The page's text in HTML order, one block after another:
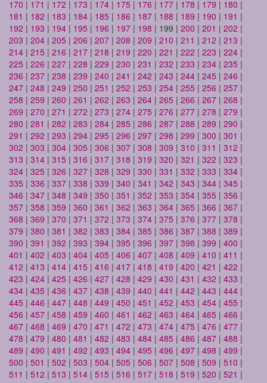
170 | 171 | 172 | 173 | 174 | 175 | 176 | 177 | 178 | 179 | 180 |
181 | 182 | 183 | 184 | 185 | 186 | 187 | 188 | 189 | 190 | 191 |
192 | 193 | 194 | 195 | 196 | 197 | 198 | 199 | 200 | 201 | 202 |
203 | 204 | 205 | 206 | 207 | 208 | 209 | 210 | 211 | 212 | 213 |
214 | 215 | 216 | 217 | 218 | 219 | 220 | 221 | 222 | 223 | 224 |
225 | 226 | 227 | 228 | 229 | 230 | 231 | 232 | 233 | 234 | 235 |
236 | 237 | 238 | 239 | 240 | 241 | 242 | 243 | 244 | 245 | 246 |
247 | 248 | 249 | 250 | 251 | 252 | 253 | 254 | 255 | 256 | 257 |
258 | 259 | 260 | 261 | 262 | 263 | 264 | 265 | 266 | 267 | 268 |
269 | 270 | 271 | 272 | 273 | 274 | 275 | 276 | 277 | 278 | 279 |
280 | 281 | 282 | 283 | 284 | 285 | 286 | 287 | 288 | 289 | 290 |
291 | 292 | 293 | 294 | 295 | 296 | 297 | 298 | 299 | 300 | 301 |
302 | 303 | 304 | 305 | 306 | 307 | 308 | 309 | 310 | 311 | 312 |
313 | 314 | 315 | 316 | 317 | 318 | 319 | 320 | 321 | 322 | 323 |
324 | 325 | 326 | 327 | 328 | 329 | 330 | 331 | 332 | 333 | 334 |
335 | 336 | 337 | 338 | 339 | 340 | 341 | 342 | 343 | 344 | 345 |
346 | 347 | 348 | 349 | 350 | 351 | 352 | 353 | 354 | 355 | 356 |
357 | 358 | 359 | 360 | 361 | 362 | 363 | 364 | 365 | 366 | 367 |
368 | 369 | 370 | 371 | 372 | 373 | 374 | 375 | 376 | 377 | 378 |
379 | 380 | 381 | 382 | 383 | 384 | 385 | 386 | 387 | 388 | 389 |
390 | 391 | 392 | 393 | 394 | 395 | 396 | 397 | 398 | 399 | 400 |
401 | 402 | 403 | 404 | 405 | 406 | 407 | 408 | 409 | 410 | 411 |
412 | 413 | 414 | 415 | 416 | 417 | 418 | 419 | 420 | 421 | 422 |
423 | 424 | 425 | 426 | 427 | 428 | 429 | 430 | 431 | 432 | 433 |
434 | 435 | 436 | 437 | 438 | 439 | 440 | 441 | 442 | 443 | 444 |
445 | 446 | 447 | 448 | 449 | 450 | 451 | 452 | 453 | 454 | 455 |
456 | 457 | 458 | 459 | 460 | 461 | 462 | 463 | 464 | 465 | 466 |
467 | 468 | 469 | 470 | 471 | 472 | 473 | 474 | 475 | 476 | 477 |
478 | 479 | 480 | 481 | 482 | 483 | 484 | 485 | 486 | 487 | 488 |
489 | 490 | 491 | 492 | 493 | 494 | 495 | 496 | 497 | 498 | 499 |
500 | 501 | 502 | 503 | 504 | 505 | 506 | 507 | 508 | 509 | 510 |
511 | 512 | 513 | 514 | 515 | 516 | 517 | 518 | 519 | 520 | 521 |